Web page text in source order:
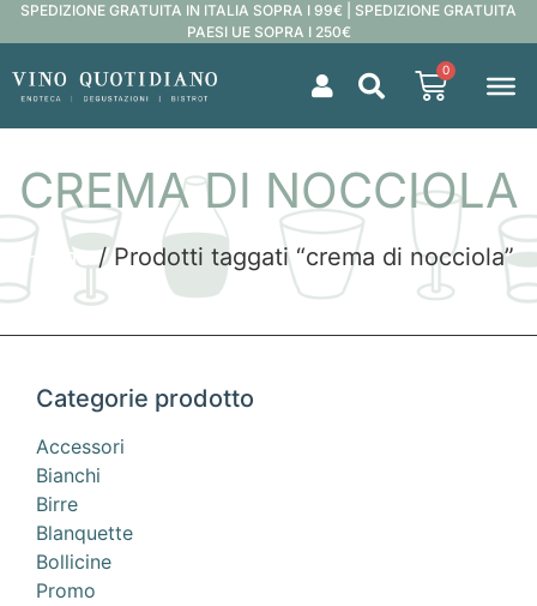
SPEDIZIONE GRATUITA IN ITALIA SOPRA I 99€ | SPEDIZIONE GRATUITA
PAESI UE SOPRA I 250€
0
CREMA DI NOCCIOLA
Home/ Prodotti taggati “crema di nocciola”
Categorie prodotto
Accessori
Bianchi
Birre
Blanquette
Bollicine
Promo